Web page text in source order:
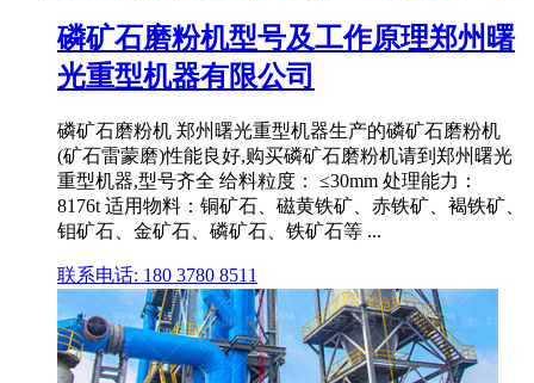
磷矿石磨粉机型号及工作原理郑州曙
光重型机器有限公司
磷矿石磨粉机 郑州曙光重型机器生产的磷矿石磨粉机
(矿石雷蒙磨)性能良好,购买磷矿石磨粉机请到郑州曙光
重型机器,型号齐全 给料粒度： ≤30mm 处理能力：
8176t 适用物料：铜矿石、磁黄铁矿、赤铁矿、褐铁矿、
钼矿石、金矿石、磷矿石、铁矿石等 ...
联系电话: 180 3780 8511